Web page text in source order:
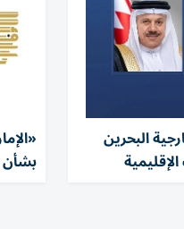
البحرين
بشأن